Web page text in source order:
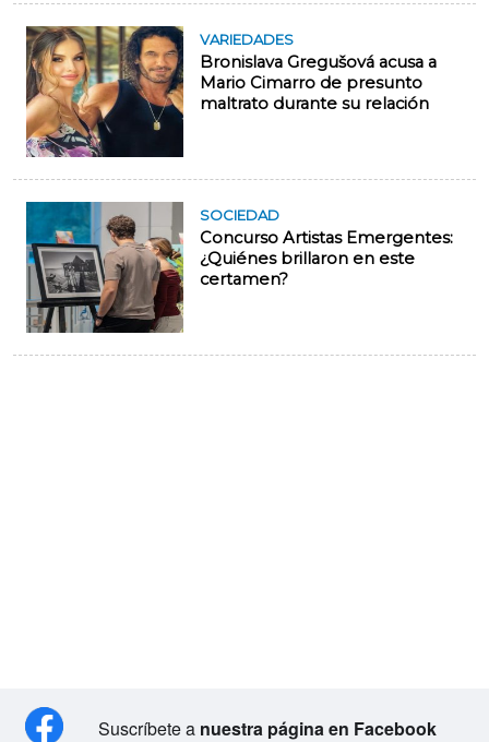
VARIEDADES
Bronislava Gregušová acusa a
Mario Cimarro de presunto
maltrato durante su relación
SOCIEDAD
Concurso Artistas Emergentes:
¿Quiénes brillaron en este
certamen?
Suscríbete a nuestra página en Facebook